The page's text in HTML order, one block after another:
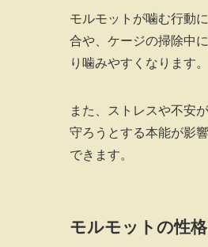
モルモットが噛む行動
合や、ケージの掃除中
り噛みやすくなります。
また、ストレスや不安
守ろうとする本能が影
できます。
モルモットの性